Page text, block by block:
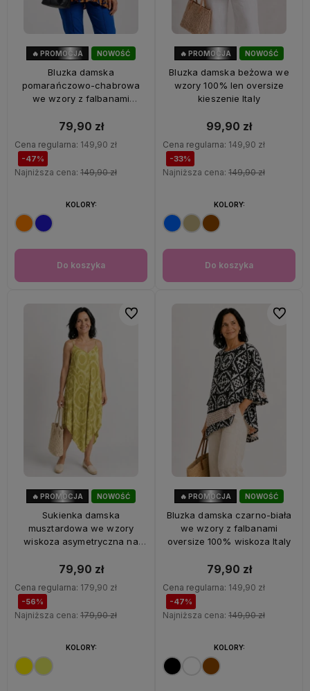
NOWOŚĆ
🔥 PROMOCJA
Bluzka damska
pomarańczowo-chabrowa
we wzory z falbanami
79,90 zł
Cena regularna: 149,90 zł
-47%
Najniższa cena: 149,90 zł
Do koszyka
KOLORY:
NOWOŚĆ
OKAZJA
🔥 PROMOCJA
Bluzka damska beżowa we
wzory 100% len oversize
kieszenie Italy
99,90 zł
Cena regularna: 149,90 zł
-33%
Najniższa cena: 149,90 zł
Do koszyka
KOLORY:
NOWOŚĆ
🔥 PROMOCJA
Sukienka damska
musztardowa we wzory
wiskoza asymetryczna na
79,90 zł
Cena regularna: 179,90 zł
-56%
Najniższa cena: 179,90 zł
KOLORY:
Do ulubionych
NOWOŚĆ
🔥 PROMOCJA
Bluzka damska czarno-biała
we wzory z falbanami
oversize 100% wiskoza Italy
79,90 zł
Cena regularna: 149,90 zł
-47%
Najniższa cena: 149,90 zł
KOLORY:
Do